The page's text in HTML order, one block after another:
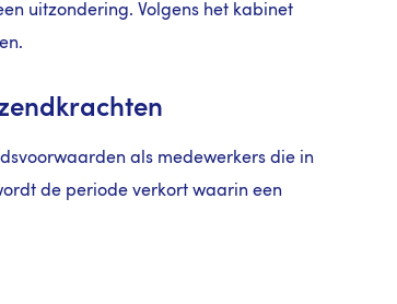
uitzondering. Volgens het kabinet
als medewerkers die in
de periode verkort waarin een